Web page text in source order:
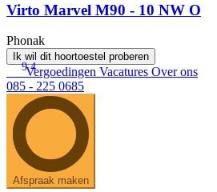
Virto Marvel M90 - 10 NW O
Phonak
Ik wil dit hoortoestel proberen
9.4
Vergoedingen Vacatures Over ons
085 - 225 0685
Afspraak maken